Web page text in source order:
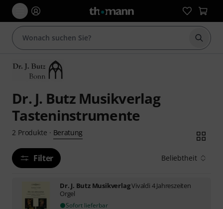
Suche
Dr. J. Butz Musikverlag
Tasteninstrumente
2 Produkte · Beratung
Filter Beliebtheit
Dr. J. Butz MusikverlagVivaldi 4 Jahreszeiten
Orgel
Sofort lieferbar